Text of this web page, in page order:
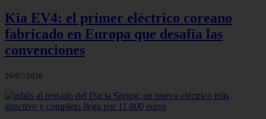
Kia EV4: el primer eléctrico coreano
fabricado en Europa que desafía las
convenciones
29/07/2026